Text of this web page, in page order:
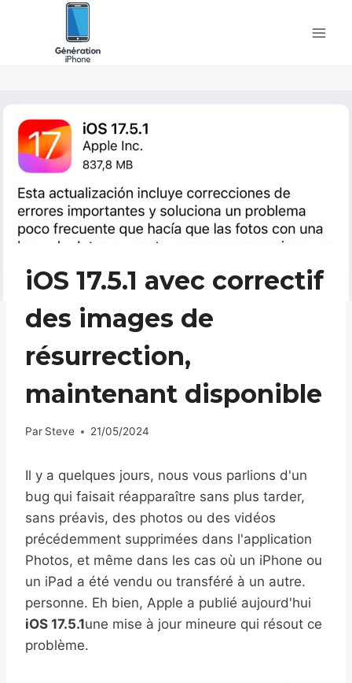
iOS 17.5.1 avec correctif
des images de
résurrection,
maintenant disponible
Par Steve 21/05/2024
Il y a quelques jours, nous vous parlions d'un
bug qui faisait réapparaître sans plus tarder,
sans préavis, des photos ou des vidéos
précédemment supprimées dans l'application
Photos, et même dans les cas où un iPhone ou
un iPad a été vendu ou transféré à un autre.
personne. Eh bien, Apple a publié aujourd'hui
iOS 17.5.1une mise à jour mineure qui résout ce
problème.